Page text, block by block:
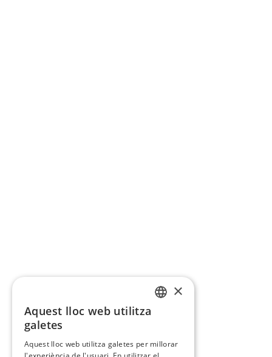
×
Aquest lloc web utilitza
galetes
Aquest lloc web utilitza galetes per millorar